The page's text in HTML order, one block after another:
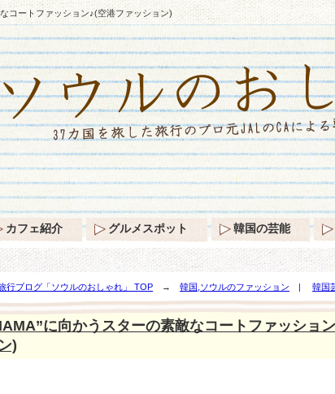
コートファッション♪(空港ファッション)
行ブログ「ソウルのおしゃれ」 TOP → 韓国,ソウルのファッション | 韓国
♪(空港ファッション)
に向かうスターの素敵なコートファッショ
)
カフェ紹介 グルメスポット 韓国の芸能